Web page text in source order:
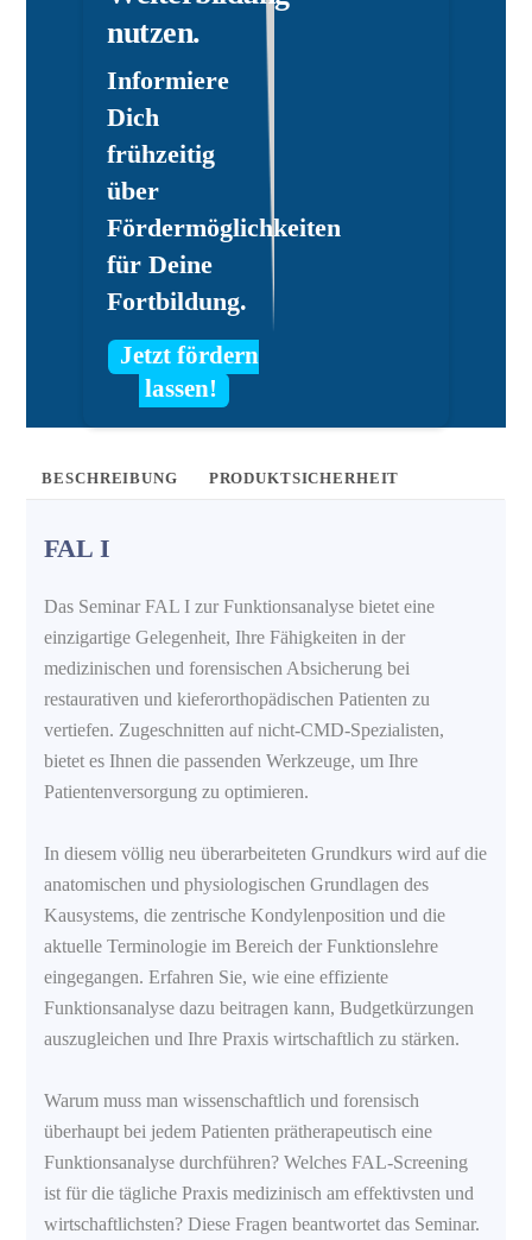
nutzen.
Informiere
Dich
frühzeitig
über
Fördermöglichkeiten
für Deine
Fortbildung.
Jetzt fördern
lassen!
BESCHREIBUNG PRODUKTSICHERHEIT
FAL I
Das Seminar FAL I zur Funktionsanalyse bietet eine
einzigartige Gelegenheit, Ihre Fähigkeiten in der
medizinischen und forensischen Absicherung bei
restaurativen und kieferorthopädischen Patienten zu
vertiefen. Zugeschnitten auf nicht-CMD-Spezialisten,
bietet es Ihnen die passenden Werkzeuge, um Ihre
Patientenversorgung zu optimieren.
In diesem völlig neu überarbeiteten Grundkurs wird auf die
anatomischen und physiologischen Grundlagen des
Kausystems, die zentrische Kondylenposition und die
aktuelle Terminologie im Bereich der Funktionslehre
eingegangen. Erfahren Sie, wie eine effiziente
Funktionsanalyse dazu beitragen kann, Budgetkürzungen
auszugleichen und Ihre Praxis wirtschaftlich zu stärken.
Warum muss man wissenschaftlich und forensisch
überhaupt bei jedem Patienten prätherapeutisch eine
Funktionsanalyse durchführen? Welches FAL-Screening
ist für die tägliche Praxis medizinisch am effektivsten und
wirtschaftlichsten? Diese Fragen beantwortet das Seminar.